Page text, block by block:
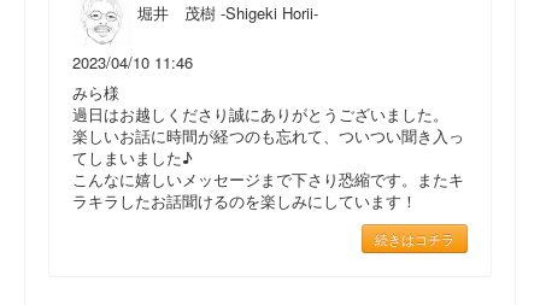
堀井 茂樹 -Shigeki Horii-
2023/04/10 11:46
みら様
過日はお越しくださり誠にありがとうございました。
楽しいお話に時間が経つのも忘れて、ついつい聞き入っ
てしまいました♪
こんなに嬉しいメッセージまで下さり恐縮です。またキ
ラキラしたお話聞けるのを楽しみにしています！
続きはコチラ